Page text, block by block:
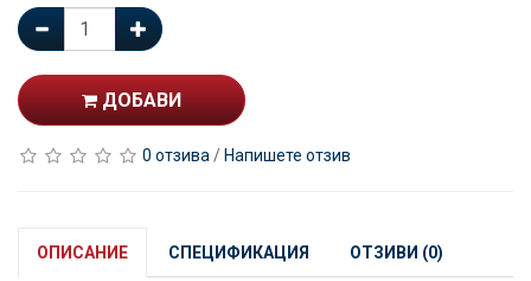
ДОБАВИ
0 отзива / Напишете отзив
ОПИСАНИЕ СПЕЦИФИКАЦИЯ ОТЗИВИ (0)